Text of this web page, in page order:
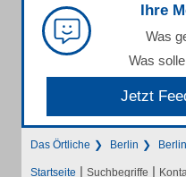
Ihre
Was
Was
Jetzt
Das Örtliche Berlin Berlin
Startseite | Suchbegriffe |